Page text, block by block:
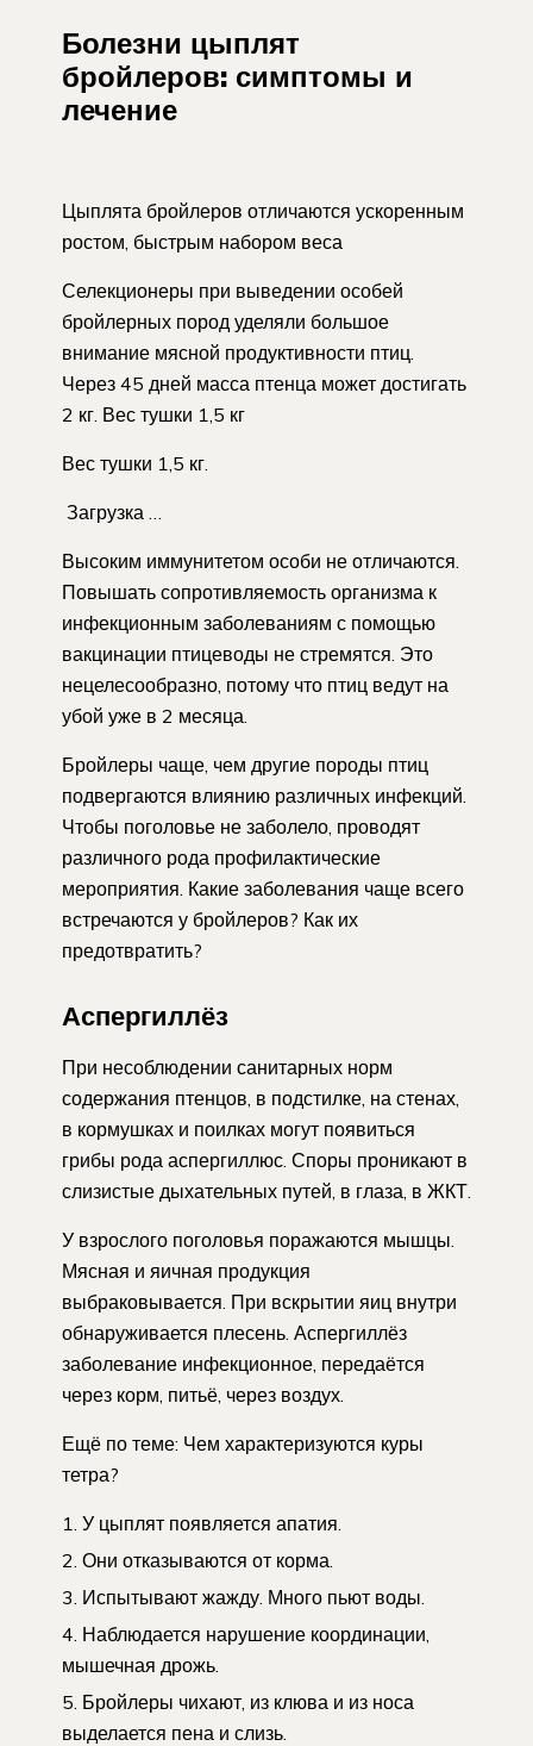
Болезни цыплят
бройлеров: симптомы и
лечение
Цыплята бройлеров отличаются ускоренным
ростом, быстрым набором веса
Селекционеры при выведении особей
бройлерных пород уделяли большое
внимание мясной продуктивности птиц.
Через 45 дней масса птенца может достигать
2 кг. Вес тушки 1,5 кг
Вес тушки 1,5 кг.
Загрузка …
Высоким иммунитетом особи не отличаются.
Повышать сопротивляемость организма к
инфекционным заболеваниям с помощью
вакцинации птицеводы не стремятся. Это
нецелесообразно, потому что птиц ведут на
убой уже в 2 месяца.
Бройлеры чаще, чем другие породы птиц
подвергаются влиянию различных инфекций.
Чтобы поголовье не заболело, проводят
различного рода профилактические
мероприятия. Какие заболевания чаще всего
встречаются у бройлеров? Как их
предотвратить?
Аспергиллёз
При несоблюдении санитарных норм
содержания птенцов, в подстилке, на стенах,
в кормушках и поилках могут появиться
грибы рода аспергиллюс. Споры проникают в
слизистые дыхательных путей, в глаза, в ЖКТ.
У взрослого поголовья поражаются мышцы.
Мясная и яичная продукция
выбраковывается. При вскрытии яиц внутри
обнаруживается плесень. Аспергиллёз
заболевание инфекционное, передаётся
через корм, питьё, через воздух.
Ещё по теме: Чем характеризуются куры
тетра?
У цыплят появляется апатия.
Они отказываются от корма.
Испытывают жажду. Много пьют воды.
Наблюдается нарушение координации,
мышечная дрожь.
Бройлеры чихают, из клюва и из носа
выделается пена и слизь.